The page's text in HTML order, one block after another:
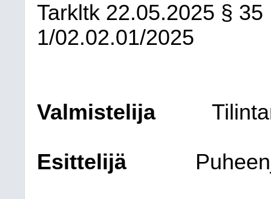
Tarkltk 22.05.2025 § 35
1/02.02.01/2025
Valmistelija
Esittelijä